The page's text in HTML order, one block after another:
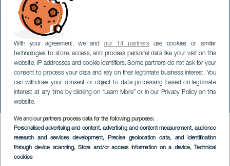
With your agreement, we andour 14 partnersuse cookies or similar
technologies to store, access, and process personal data like your visit on this
website, IP addresses and cookie identifiers. Some partners do not ask for your
consent to process your data and rely on their legitimate business interest. You
can withdraw your consent or object to data processing based on legitimate
interest at any time by clicking on “Learn More” or in our Privacy Policy on this
website.
We and our partners process data for the following purposes:
Personalised advertising and content, advertising and content measurement, audience
research and services development, Precise geolocation data, and identification
through device scanning, Store and/or access information on a device, Technical
cookies
HIC SERVICES DIRECTORY FORM